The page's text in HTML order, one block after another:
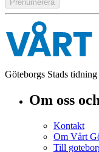
Göteborgs Stads tidning
Om oss
Kontakt
Om Vårt
Till